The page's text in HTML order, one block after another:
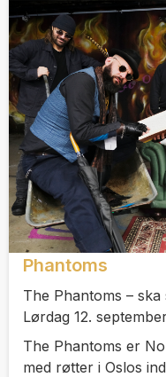
Phantoms
The Phantoms – ska
Lørdag 12.
The Phantoms er
med røtter i Oslos